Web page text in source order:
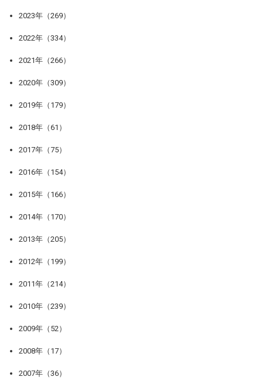
2023年（269）
2022年（334）
2021年（266）
2020年（309）
2019年（179）
2018年（61）
2017年（75）
2016年（154）
2015年（166）
2014年（170）
2013年（205）
2012年（199）
2011年（214）
2010年（239）
2009年（52）
2008年（17）
2007年（36）